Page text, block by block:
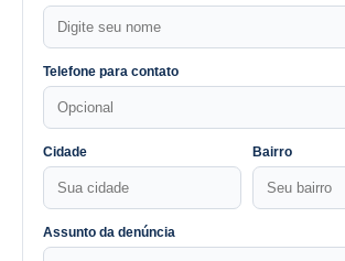
Telefone para contato
Cidade Bairro
Assunto da denúncia